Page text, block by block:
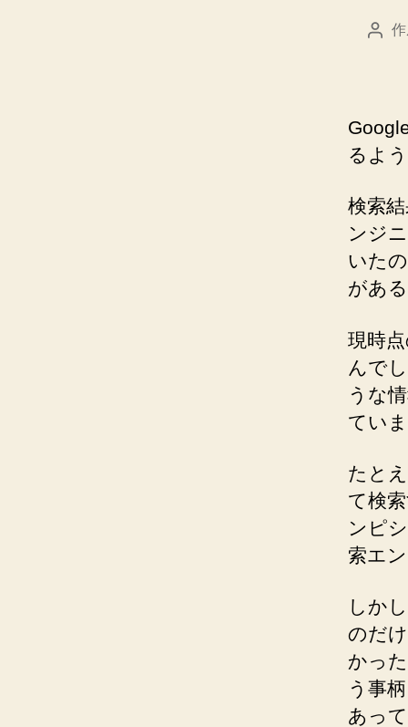
投
るよ
検索
ンジ
いた
があ
現時
んで
うな
てい
たと
て検
ンピ
索エ
しか
のだ
かっ
う事
あっ